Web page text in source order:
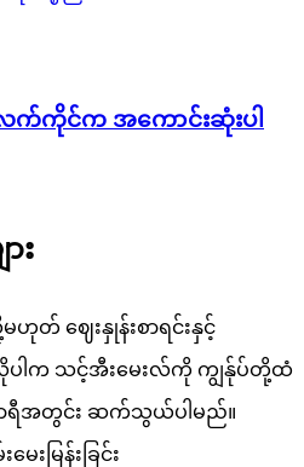
လက်ကိုင်က အကောင်းဆုံးပါ
း
တ် ဈေးနှုန်းစာရင်းနှင့်
ပါက သင့်အီးမေးလ်ကို ကျွန်ုပ်တို့ထံ
နာရီအတွင်း ဆက်သွယ်ပါမည်။
းမြန်းခြင်း